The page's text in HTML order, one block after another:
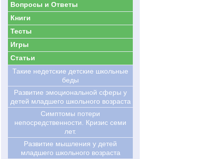
Вопросы и Ответы
Книги
Тесты
Игры
Статьи
Такие недетские детские школьные
беды
Развитие эмоциональной сферы у
детей младшего школьного возраста
Симптомы потери
непосредственности. Кризис семи
лет.
Развитие мышления у детей
младшего школьного возраста